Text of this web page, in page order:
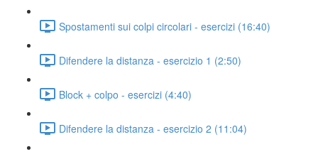
Spostamenti sui colpi circolari - esercizi (16:40)
Difendere la distanza - esercizio 1 (2:50)
Block + colpo - esercizi (4:40)
Difendere la distanza - esercizio 2 (11:04)